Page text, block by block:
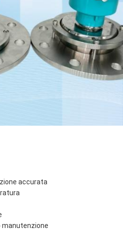
accurata
manutenzione